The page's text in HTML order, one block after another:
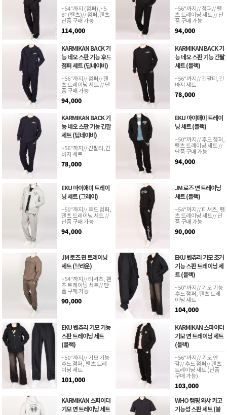
~54"까지 (점퍼),~5
8" (팬츠)// 점퍼,팬츠
단품 구매 가능
114,000
~56"까지// 점퍼// 팬
츠 트레이닝 세트 // 단
품 구매 가능
94,000
KARMIKAN BACK 기
능 네오 스판 기능 후드
점퍼 세트 (딥네이비)
~56"까지// 점퍼// 팬
츠 트레이닝 세트 // 단
품 구매 가능
94,000
KARMIKAN BACK 기
능 네오 스판 기능 긴팔
세트 (블랙)
~56"까지// 긴팔티,긴
바지 세트
78,000
KARMIKAN BACK 기
능 네오 스판 기능 긴팔
세트 (딥네이비)
~56"까지// 긴팔티,긴
바지 세트
78,000
EKU 마이애미 트레이
닝 세트 (블랙)
~50"까지// 후드 점퍼,
팬츠 트레이닝 세트 //
단품 구매 가능
94,000
EKU 마이애미 트레이
닝 세트 (그레이)
~50"까지// 후드 점퍼,
팬츠 트레이닝 세트 //
단품 구매 가능
94,000
JM 로즈 면 트레이닝
세트 (블랙)
~54"까지// 티셔츠, 팬
츠 트레이닝 세트// 단
품 구매 가능
90,000
JM 로즈 면 트레이닝
세트 (브라운)
~54"까지// 티셔츠, 팬
츠 트레이닝 세트// 단
품 구매 가능
90,000
EKU 벤츄리 기모 조거
기능 스판 트레이닝 세
트 (블랙)
~50"까지// 기모 기능
후드 점퍼, 팬츠 트레
이닝 세트
104,000
EKU 벤츄리 기모 기능
스판 트레이닝 세트
(블랙)
~50"까지// 기모 기능
후드 점퍼, 팬츠 트레
이닝 세트
101,000
KARMIKAN 스파이더
기모 면 트레이닝 세트
(블랙)
~56"까지// 기모 안
감// 후드 점퍼// 팬츠
트레이닝 세트 (단품
구매 가능)
103,000
KARMIKAN 스파이더
기모 면 트레이닝 세트
WHO 캠핑 와샤 카고
기능성 스판 세트 (블